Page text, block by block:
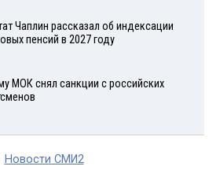
Чаплин рассказал об индексации
пенсий в 2027 году
МОК снял санкции с российских
Новости СМИ2